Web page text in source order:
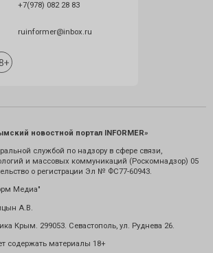
+7(978) 082 28 83
ruinformer@inbox.ru
новостной портал INFORMER»
службой по надзору в сфере связи,
и массовых коммуникаций (Роскомнадзор) 05
о регистрации Эл № ФС77-60943.
Медиа"
А.В.
Крым. 299053. Севастополь, ул. Руднева 26.
содержать материалы 18+